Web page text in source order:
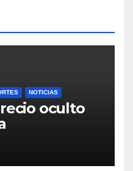
NOTICIAS
oculto